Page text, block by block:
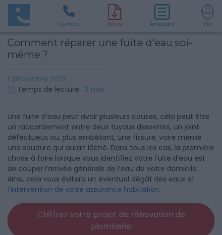
Contact Devis Annuaire Pro
Comment réparer une fuite d'eau soi-
même ?
1 décembre 2022
Temps de lecture : 3 min
Une fuite d’eau peut avoir plusieurs causes, cela peut être
un raccordement entre deux tuyaux desserrés, un joint
défectueux ou, plus embêtant, une fissure, voire même
une soudure qui aurait lâché. Dans tous les cas, la première
chose à faire lorsque vous identifiez votre fuite d’eau est
de couper l’arrivée générale de l’eau de votre domicile.
Ainsi, cela vous évitera un éventuel dégât des eaux et
l’intervention de votre assurance habitation.
Chiffrez votre projet de rénovation de
plomberie